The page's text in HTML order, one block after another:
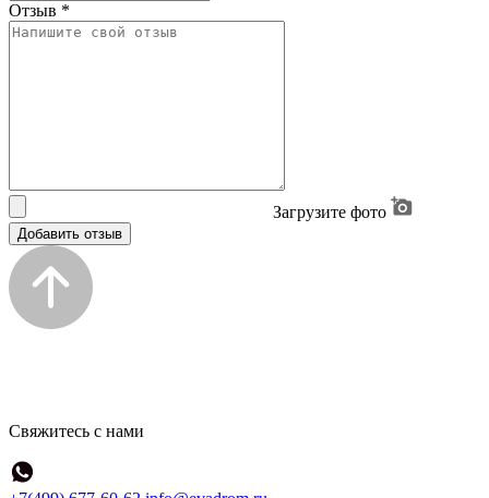
Отзыв *
Загрузите фото
Добавить отзыв
Свяжитесь с нами